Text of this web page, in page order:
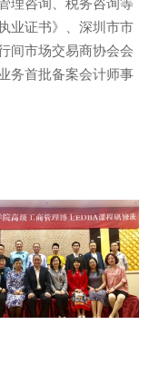
业证书》、深圳市市
间市场交易商协会会
务首批备案会计师事